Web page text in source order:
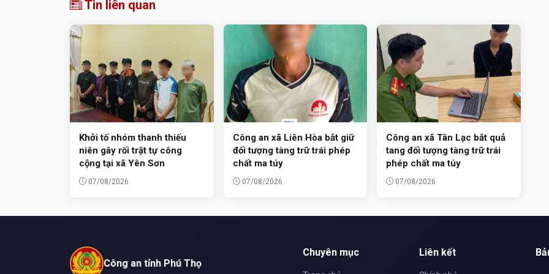
Tin liên quan
Khởi tố nhóm thanh thiếu
niên gây rối trật tự công
cộng tại xã Yên Sơn
07/08/2026
Công an xã Liên Hòa bắt giữ
đối tượng tàng trữ trái phép
chất ma túy
07/08/2026
Công an xã Tân Lạc bắt quả
tang đối tượng tàng trữ trái
phép chất ma túy
07/08/2026
Công an tỉnh Phú Thọ
Chuyên mục Liên kết